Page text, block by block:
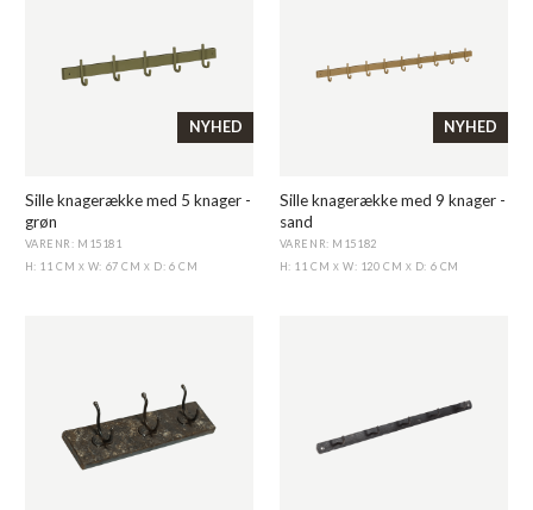
NYHED
Sille knagerække med 5 knager -
grøn
VARENR: M15181
H: 11 CM X W: 67 CM X D: 6 CM
NYHED
Sille knagerække med 9 knager -
sand
VARENR: M15182
H: 11 CM X W: 120 CM X D: 6 CM